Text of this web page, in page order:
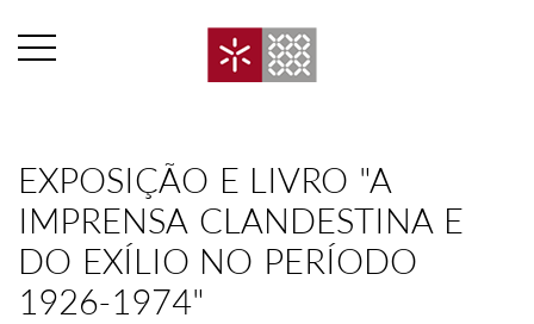
EXPOSIÇÃO E LIVRO "A
IMPRENSA CLANDESTINA E
DO EXÍLIO NO PERÍODO
1926-1974"